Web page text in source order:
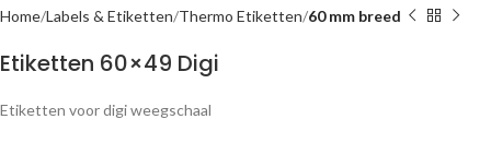
Home Labels & Etiketten Thermo Etiketten 60 mm breed
Etiketten 60×49 Digi
Etiketten voor digi weegschaal